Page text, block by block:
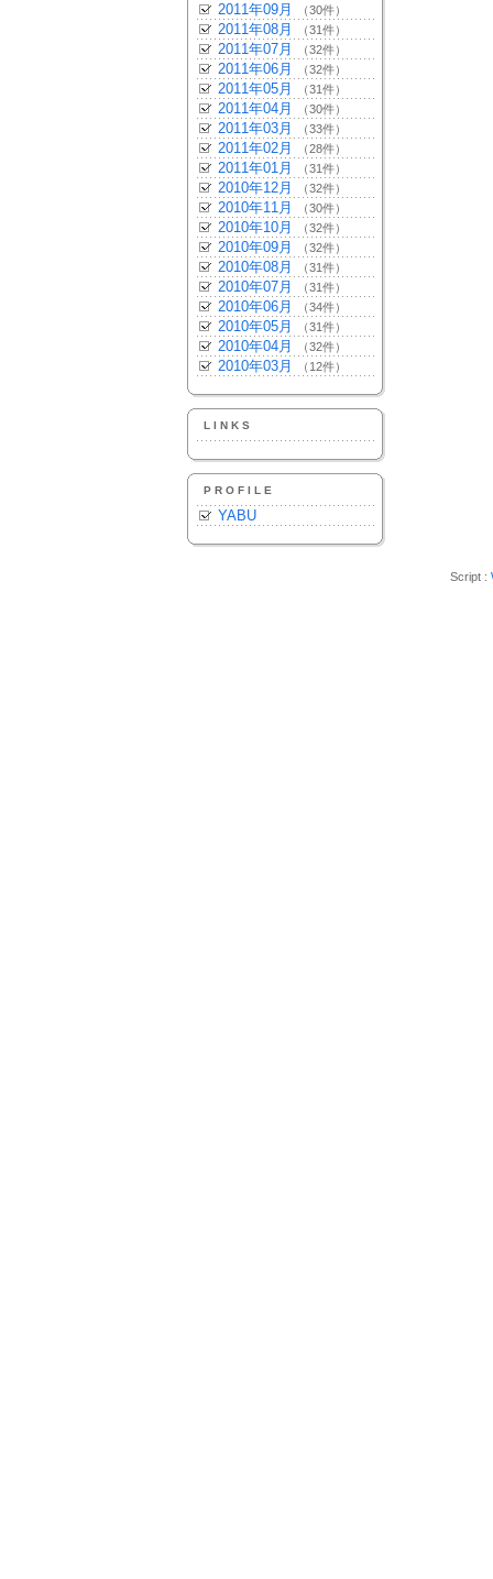
2011年09月 （30件）
2011年08月 （31件）
2011年07月 （32件）
2011年06月 （32件）
2011年05月 （31件）
2011年04月 （30件）
2011年03月 （33件）
2011年02月 （28件）
2011年01月 （31件）
2010年12月 （32件）
2010年11月 （30件）
2010年10月 （32件）
2010年09月 （32件）
2010年08月 （31件）
2010年07月 （31件）
2010年06月 （34件）
2010年05月 （31件）
2010年04月 （32件）
2010年03月 （12件）
LINKS
PROFILE
YABU
Script :